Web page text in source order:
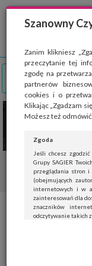
Szanowny
Zanim klikniesz
przeczytanie tej
zgodę na
partnerów
cookies i o
Klikając „Zgadzam
Możesz też
Zgoda
Jeśli chcesz
Grupy SAGIER
przeglądania stron i
(obejmujących
internetowych i w
zainteresowań dla
znaczników
odczytywanie takich
Jeśli nie chcesz
Wyrażenie zgody
Strona wykorzystuje pliki
Wyrażając zgodę na
przeglądarki. Przejdź do
Okulary
co